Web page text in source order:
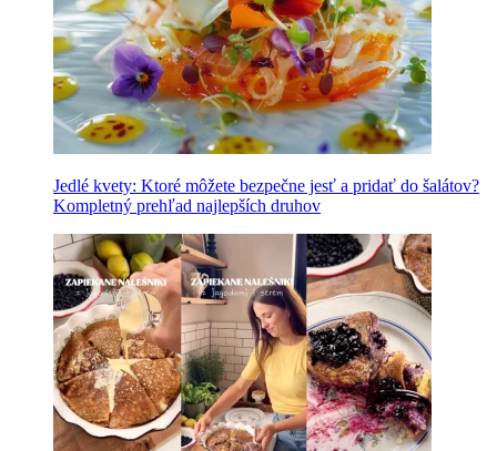
Jedlé kvety: Ktoré môžete bezpečne jesť a pridať do šalátov?
Kompletný prehľad najlepších druhov